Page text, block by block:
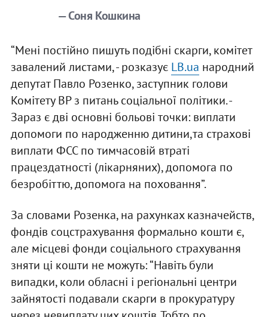
— Соня Кошкина
“Мені постійно пишуть подібні скарги, комітет
завалений листами, - розказує LB.ua народний
депутат Павло Розенко, заступник голови
Комітету ВР з питань соціальної політики. -
Зараз є дві основні больові точки: виплати
допомоги по народженню дитини,та страхові
виплати ФСС по тимчасовій втраті
працездатності (лікарняних), допомога по
безробіттю, допомога на поховання”.
За словами Розенка, на рахунках казначейств,
фондів соцстрахування формально кошти є,
але місцеві фонди соціального страхування
зняти ці кошти не можуть: “Навіть були
випадки, коли обласні і регіональні центри
зайнятості подавали скарги в прокуратуру